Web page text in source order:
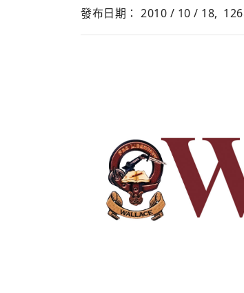
發布日期： 2010 / 10 / 18,